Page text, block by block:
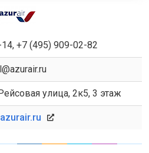
+7 (495) 909-02-82
улица, 2к5, 3 этаж